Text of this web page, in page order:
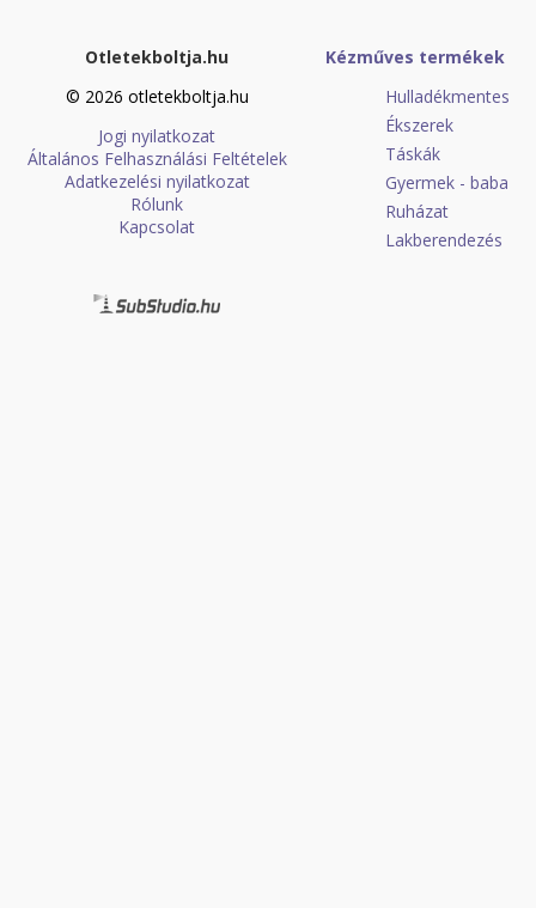
Otletekboltja.hu
© 2026 otletekboltja.hu
Jogi nyilatkozat
Általános Felhasználási Feltételek
Adatkezelési nyilatkozat
Rólunk
Kapcsolat
Kézműves termékek
Hulladékmentes
Ékszerek
Táskák
Gyermek - baba
Ruházat
Lakberendezés